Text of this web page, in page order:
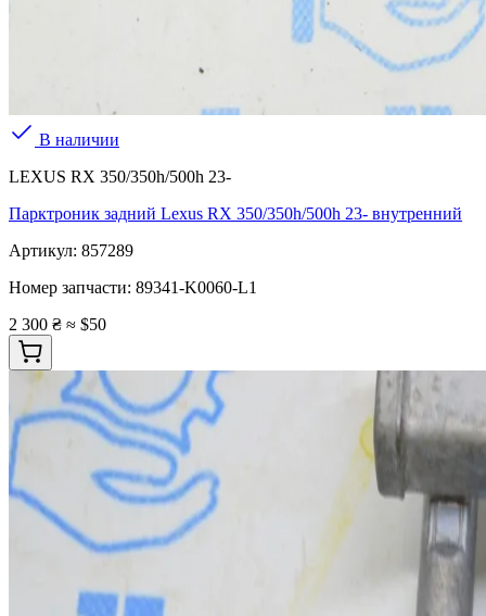
В наличии
LEXUS RX 350/350h/500h 23-
Парктроник задний Lexus RX 350/350h/500h 23- внутренний
Артикул: 857289
Номер запчасти: 89341-K0060-L1
2 300 ₴ ≈ $50